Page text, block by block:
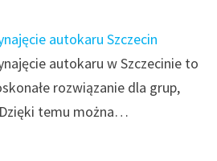
autokaru Szczecin
autokaru w Szczecinie to
rozwiązanie dla grup,
temu można…